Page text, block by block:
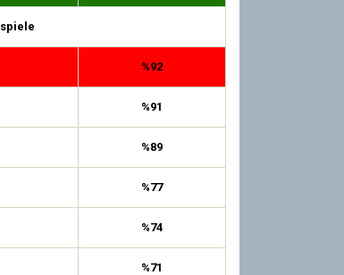
%92
%91
%89
%77
%74
%71